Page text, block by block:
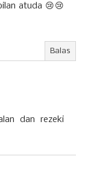
atuda 😢😢
Balas
dan rezeki